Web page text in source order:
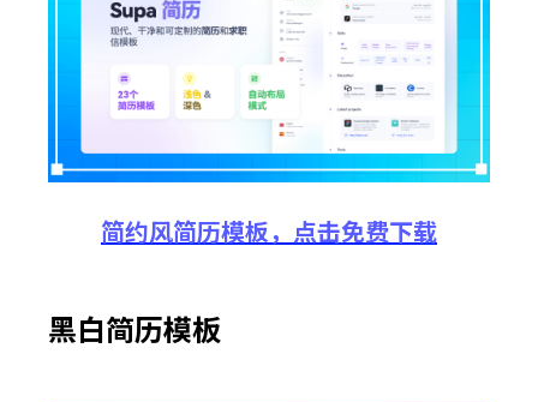
简约风简历模板， 点击免费下载
黑白简历模板